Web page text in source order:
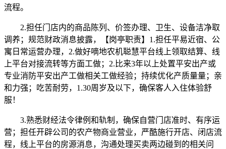
流程。
2.担任门店内的商品陈列、价签办理、卫生、设备洁净取
调养；规范财政消息披露，【岗亭职责】1.担任平易近宿、公
寓日常运营办理，2.做好嘀地农机聪慧平台线上领取结算、线
上平台对接流转等方面工做；2.比来3年以上处置平安出产或
专业消防平安出产工做相关工做经验；持续优化产质量量；亲
和力强；吃苦耐劳，1.30周岁及以下，确保客人入住体验舒
服！
3.熟悉财经法令律例和轨制，确保自营门店准时、有序运
营；担任开辟公司的农产物商业营业，严酷施行开店、闭店流
程，线上平台的房源消息，沟通处理买卖两边碰到的相关问